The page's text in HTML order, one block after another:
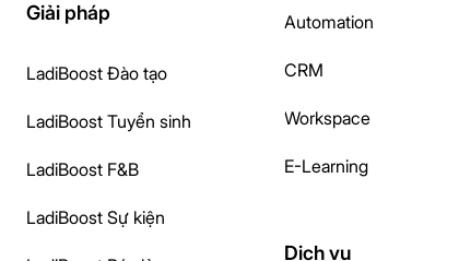
Automation
CRM
Workspace
E-Learning
Giải pháp
LadiBoost Đào tạo
LadiBoost Tuyển sinh
LadiBoost F&B
LadiBoost Sự kiện
Dịch vụ